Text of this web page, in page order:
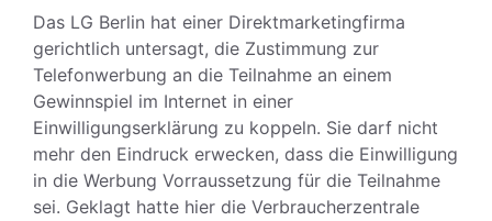
Das LG Berlin hat einer Direktmarketingfirma
gerichtlich untersagt, die Zustimmung zur
Telefonwerbung an die Teilnahme an einem
Gewinnspiel im Internet in einer
Einwilligungserklärung zu koppeln. Sie darf nicht
mehr den Eindruck erwecken, dass die Einwilligung
in die Werbung Vorraussetzung für die Teilnahme
sei. Geklagt hatte hier die Verbraucherzentrale